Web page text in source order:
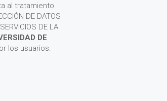
al tratamiento
DE DATOS
DE LA
DE
los usuarios.